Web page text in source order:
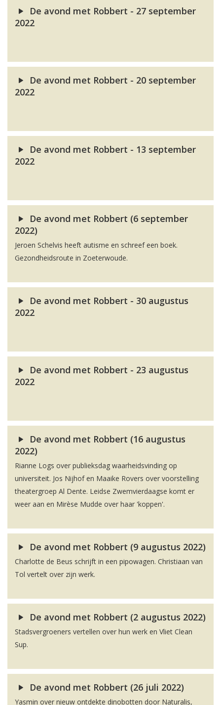
De avond met Robbert - 27 september
2022
De avond met Robbert - 20 september
2022
De avond met Robbert - 13 september
2022
De avond met Robbert (6 september
2022)
Jeroen Schelvis heeft autisme en schreef een boek.
Gezondheidsroute in Zoeterwoude.
De avond met Robbert - 30 augustus
2022
De avond met Robbert - 23 augustus
2022
De avond met Robbert (16 augustus
2022)
Rianne Logs over publieksdag waarheidsvinding op
universiteit. Jos Nijhof en Maaike Rovers over voorstelling
theatergroep Al Dente. Leidse Zwemvierdaagse komt er
weer aan en Mirèse Mudde over haar 'koppen'.
De avond met Robbert (9 augustus 2022)
Charlotte de Beus schrijft in een pipowagen. Christiaan van
Tol vertelt over zijn werk.
De avond met Robbert (2 augustus 2022)
Stadsvergroeners vertellen over hun werk en Vliet Clean
Sup.
De avond met Robbert (26 juli 2022)
Yasmin over nieuw ontdekte dinobotten door Naturalis,